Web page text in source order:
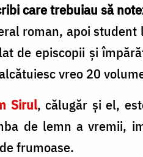
care trebuiau să
roman, apoi
de episcopii şi
vreo 20
Sirul, călugăr şi el,
de lemn a vremii,
frumoase.